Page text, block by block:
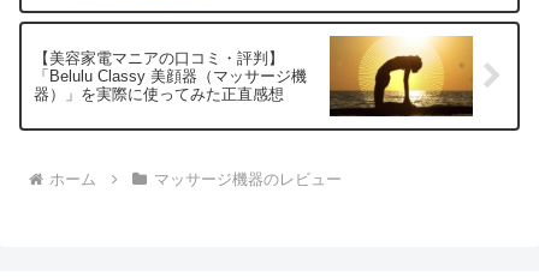
【美容家電マニアの口コミ・評判】
「Belulu Classy 美顔器（マッサージ機
器）」を実際に使ってみた正直感想
ホーム マッサージ機器のレビュー